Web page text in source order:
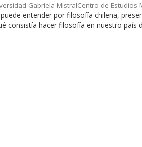
Gabriela MistralCentro de Estudios
entender por filosofía chilena,
consistía hacer filosofía en nuestro país